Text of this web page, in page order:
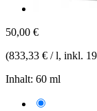
50,00 €
(833,33 € / l, inkl.
Inhalt: 60 ml